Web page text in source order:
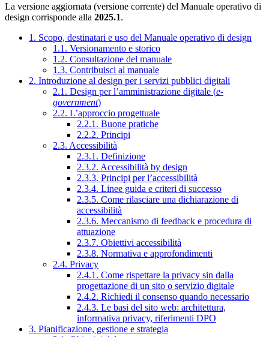
La versione aggiornata (versione corrente) del Manuale operativo di
design corrisponde alla 2025.1.
1. Scopo, destinatari e uso del Manuale operativo di design
1.1. Versionamento e storico
1.2. Consultazione del manuale
1.3. Contribuisci al manuale
2. Introduzione al design per i servizi pubblici digitali
2.1. Design per l’amministrazione digitale (e-
government)
2.2. L’approccio progettuale
2.2.1. Buone pratiche
2.2.2. Principi
2.3. Accessibilità
2.3.1. Definizione
2.3.2. Accessibilità by design
2.3.3. Principi per l’accessibilità
2.3.4. Linee guida e criteri di successo
2.3.5. Come rilasciare una dichiarazione di
accessibilità
2.3.6. Meccanismo di feedback e procedura di
attuazione
2.3.7. Obiettivi accessibilità
2.3.8. Normativa e approfondimenti
2.4. Privacy
2.4.1. Come rispettare la privacy sin dalla
progettazione di un sito o servizio digitale
2.4.2. Richiedi il consenso quando necessario
2.4.3. Le basi del sito web: architettura,
informativa privacy, riferimenti DPO
3. Pianificazione, gestione e strategia